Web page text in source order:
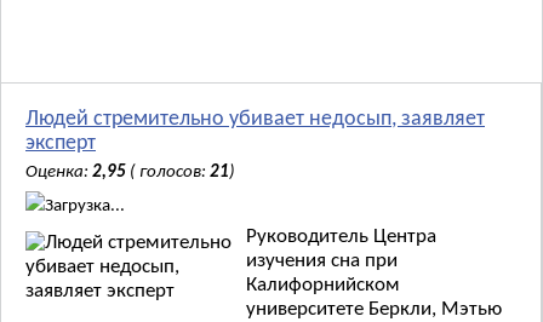
Людей стремительно убивает недосып, заявляет
эксперт
Оценка: 2,95 ( голосов: 21)
Загрузка...
Руководитель Центра
изучения сна при
Калифорнийском
университете Беркли, Мэтью